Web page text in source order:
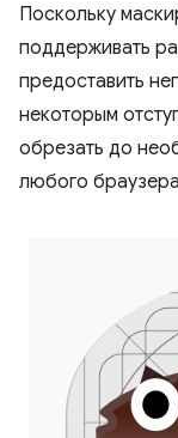
Поскольку
поддерживать
предоставить
некоторым
обрезать до
любого